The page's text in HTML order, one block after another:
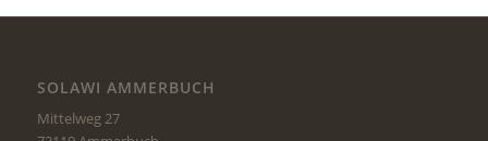
SOLAWI AMMERBUCH
Mittelweg 27